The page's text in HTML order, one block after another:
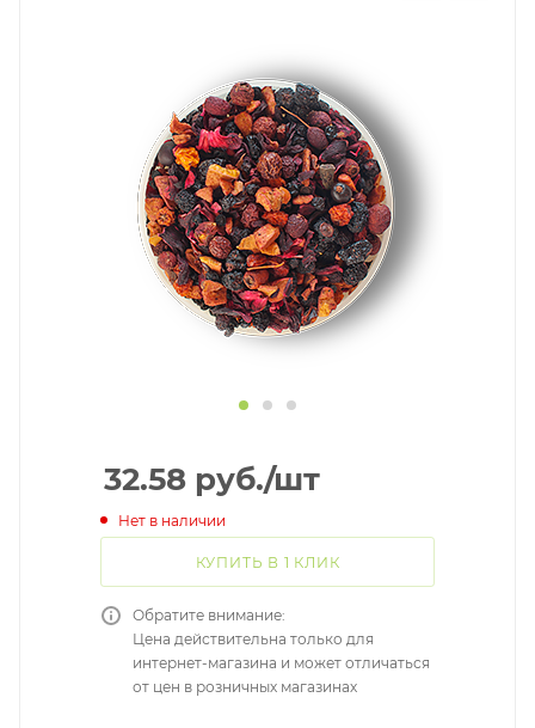
32.58 руб./шт
Нет в наличии
КУПИТЬ В 1 КЛИК
Обратите внимание:
Цена действительна только для
интернет-магазина и может отличаться
от цен в розничных магазинах